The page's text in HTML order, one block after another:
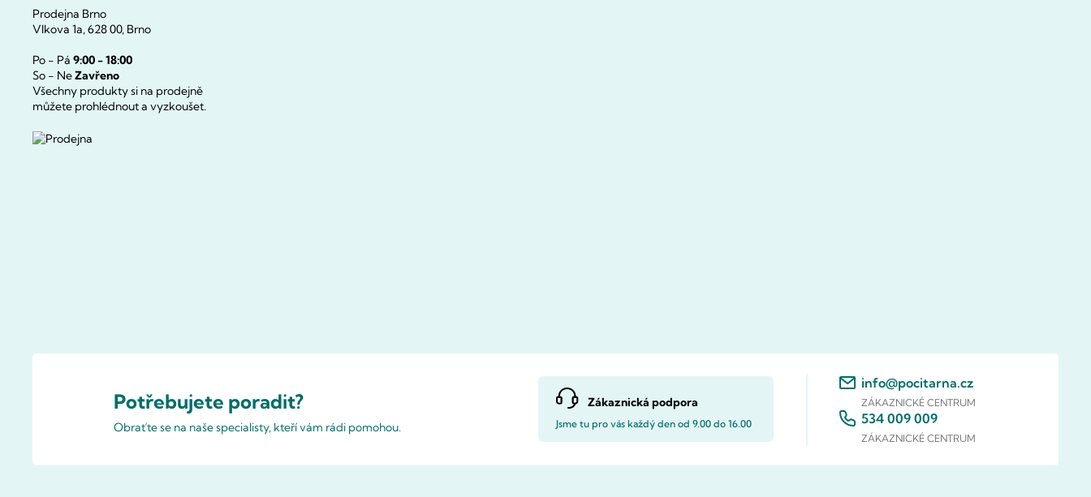
Prodejna Brno
Vlkova 1a, 628 00, Brno
Po - Pá 9:00 - 18:00
So - NeZavřeno
Všechny produkty si na prodejně
můžete prohlédnout a vyzkoušet.
Potřebujete poradit?
Obraťte se na naše specialisty, kteří vám rádi pomohou.
Zákaznická podpora
Jsme tu pro vás každý den od 9.00 do 16.00
info@pocitarna.cz
ZÁKAZNICKÉ CENTRUM
534 009 009
ZÁKAZNICKÉ CENTRUM